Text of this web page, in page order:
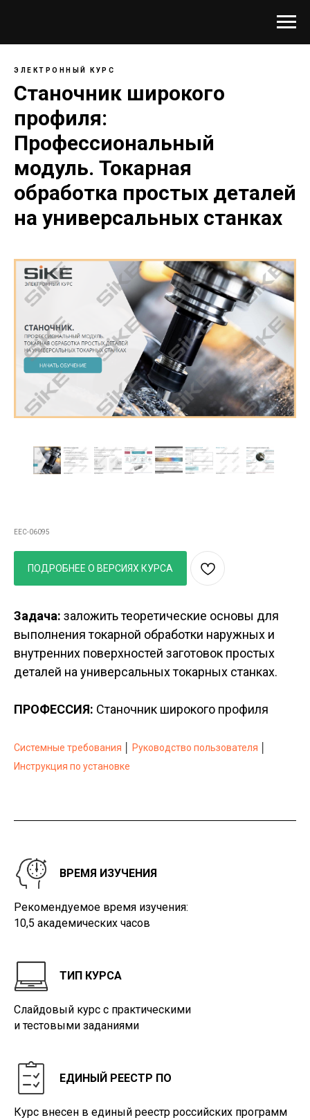
ЭЛЕКТРОННЫЙ КУРС
Станочник широкого
профиля:
Профессиональный
модуль. Токарная
обработка простых деталей
на универсальных станках
EEC-06095
ПОДРОБНЕЕ О ВЕРСИЯХ КУРСА
Задача: заложить теоретические основы для
выполнения токарной обработки наружных и
внутренних поверхностей заготовок простых
деталей на универсальных токарных станках.
ПРОФЕССИЯ: Станочник широкого профиля
Системные требования Руководство пользователя
Инструкция по установке
ВРЕМЯ ИЗУЧЕНИЯ
Рекомендуемое время изучения:
10,5 академических часов
ТИП КУРСА
Слайдовый курс с практическими
и тестовыми заданиями
ЕДИНЫЙ РЕЕСТР ПО
Курс внесен в единый реестр российских программ